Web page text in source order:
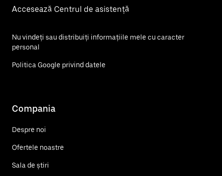
Accesează Centrul de asistență
Nu vindeți sau distribuiți informațiile mele cu caracter
personal
Politica Google privind datele
Compania
Despre noi
Ofertele noastre
Sala de știri